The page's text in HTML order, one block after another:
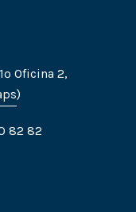
Oficina 2,
)
82 82